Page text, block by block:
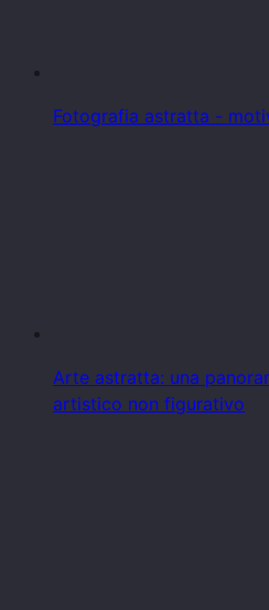
Fotografia astratta -
Arte astratta: una
artistico non figurativo